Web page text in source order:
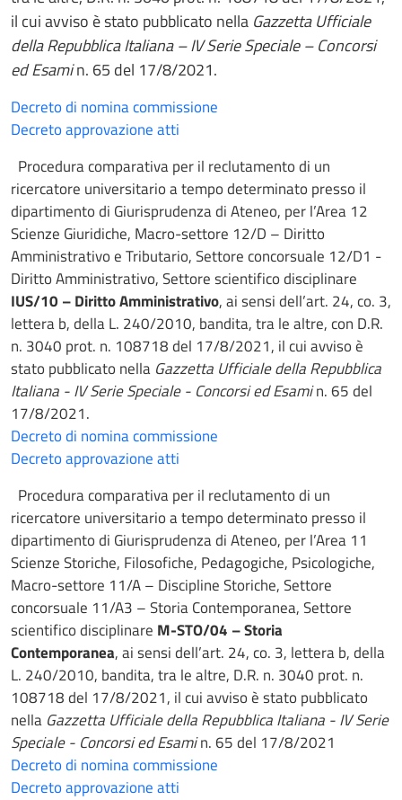
il cui avviso è stato pubblicato nella Gazzetta Ufficiale
della Repubblica Italiana – IV Serie Speciale – Concorsi
ed Esamin. 65 del 17/8/2021.
Decreto di nomina commissione
Decreto approvazione atti
Procedura comparativa per il reclutamento di un
ricercatore universitario a tempo determinato presso il
dipartimento di Giurisprudenza di Ateneo, per l’Area 12
Scienze Giuridiche, Macro-settore 12/D – Diritto
Amministrativo e Tributario, Settore concorsuale 12/D1 -
Diritto Amministrativo, Settore scientifico disciplinare
IUS/10 – Diritto Amministrativo, ai sensi dell’art. 24, co. 3,
lettera b, della L. 240/2010, bandita, tra le altre, con D.R.
n. 3040 prot. n. 108718 del 17/8/2021, il cui avviso è
stato pubblicato nella Gazzetta Ufficiale della Repubblica
Italiana - IV Serie Speciale - Concorsi ed Esamin. 65 del
17/8/2021.
Decreto di nomina commissione
Decreto approvazione atti
Procedura comparativa per il reclutamento di un
ricercatore universitario a tempo determinato presso il
dipartimento di Giurisprudenza di Ateneo, per l’Area 11
Scienze Storiche, Filosofiche, Pedagogiche, Psicologiche,
Macro-settore 11/A – Discipline Storiche, Settore
concorsuale 11/A3 – Storia Contemporanea, Settore
scientifico disciplinare M-STO/04 – Storia
Contemporanea, ai sensi dell’art. 24, co. 3, lettera b, della
L. 240/2010, bandita, tra le altre, D.R. n. 3040 prot. n.
108718 del 17/8/2021, il cui avviso è stato pubblicato
nella Gazzetta Ufficiale della Repubblica Italiana - IV Serie
Speciale - Concorsi ed Esamin. 65 del 17/8/2021
Decreto di nomina commissione
Decreto approvazione atti